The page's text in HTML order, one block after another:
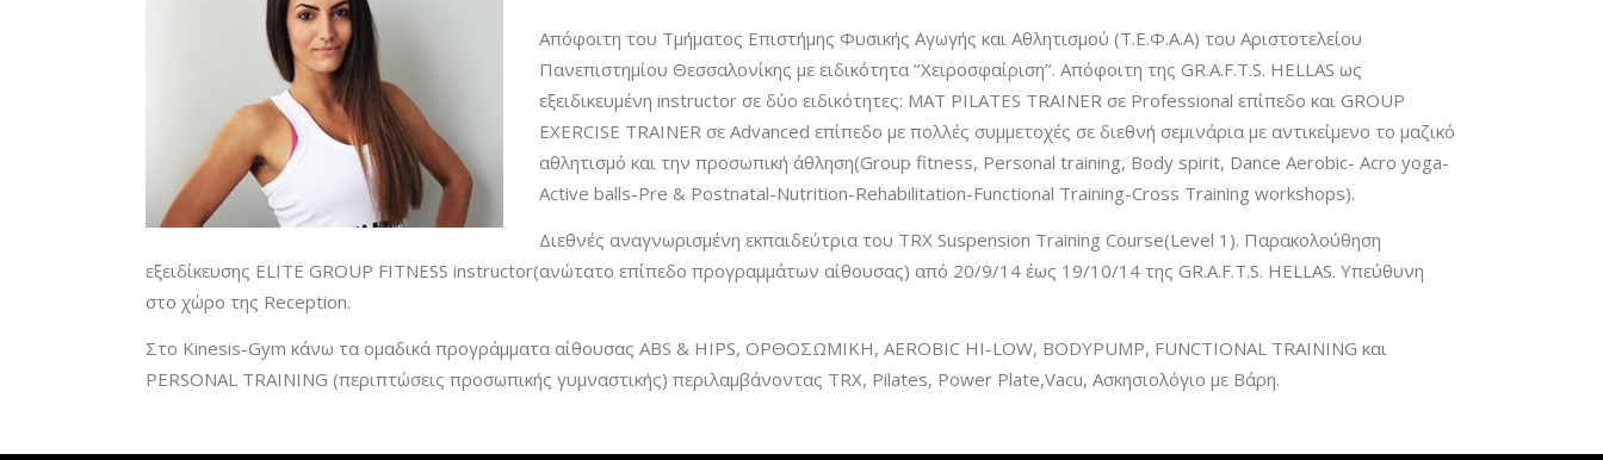
Απόφοιτη του Τμήματος Επιστήμης Φυσικής Αγωγής και Αθλητισμού (Τ.Ε.Φ.Α.Α) του Αριστοτελείου
Πανεπιστημίου Θεσσαλονίκης με ειδικότητα ‘’Χειροσφαίριση’’. Απόφοιτη της GR.A.F.T.S. HELLAS ως
εξειδικευμένη instructor σε δύο ειδικότητες: MAT PILATES TRAINER σε Professional επίπεδο και GROUP
EXERCISE TRAINER σε Advanced επίπεδο με πολλές συμμετοχές σε διεθνή σεμινάρια με αντικείμενο το μαζικό
αθλητισμό και την προσωπική άθληση(Group fitness, Personal training, Body spirit, Dance Aerobic- Acro yoga-
Active balls-Pre & Postnatal-Nutrition-Rehabilitation-Functional Training-Cross Training workshops).
Διεθνές αναγνωρισμένη εκπαιδεύτρια του TRX Suspension Training Course(Level 1). Παρακολούθηση
εξειδίκευσης ELITE GROUP FITNESS instructor(ανώτατο επίπεδο προγραμμάτων αίθουσας) από 20/9/14 έως 19/10/14 της GR.A.F.T.S. HELLAS. Υπεύθυνη
στο χώρο της Reception.
Στο Kinesis-Gym κάνω τα ομαδικά προγράμματα αίθουσας ABS & HIPS, ΟΡΘΟΣΩΜΙΚΗ, AEROBIC HI-LOW, BODYPUMP, FUNCTIONAL TRAINING και
PERSONAL TRAINING (περιπτώσεις προσωπικής γυμναστικής) περιλαμβάνοντας TRX, Pilates, Power Plate,Vacu, Ασκησιολόγιο με Βάρη.